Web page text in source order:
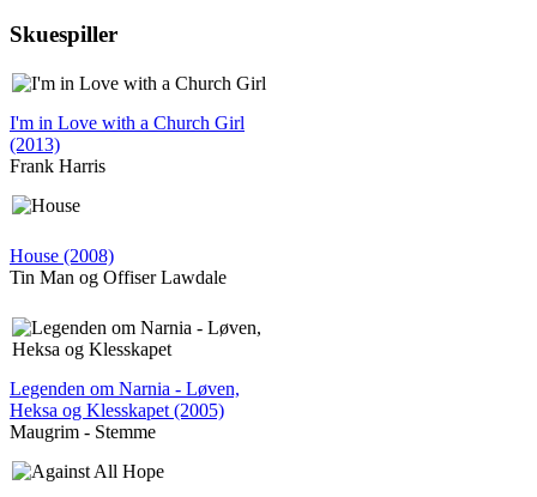
Skuespiller
I'm in Love with a Church Girl
(2013)
Frank Harris
House (2008)
Tin Man og Offiser Lawdale
Legenden om Narnia - Løven,
Heksa og Klesskapet (2005)
Maugrim - Stemme